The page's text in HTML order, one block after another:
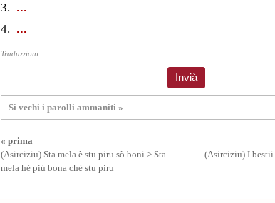
3.
4.
Traduzzioni
Si vechi i parolli ammaniti »
« prima
(Asirciziu) Sta mela è stu piru sò boni > Sta
mela hè più bona chè stu piru
(Asirciziu) I bestii